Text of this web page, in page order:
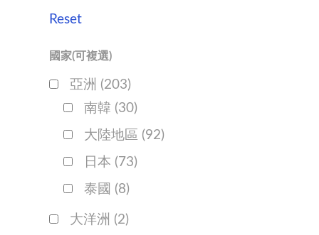
Reset
國家(可複選)
亞洲 (203)
南韓 (30)
大陸地區 (92)
日本 (73)
泰國 (8)
大洋洲 (2)